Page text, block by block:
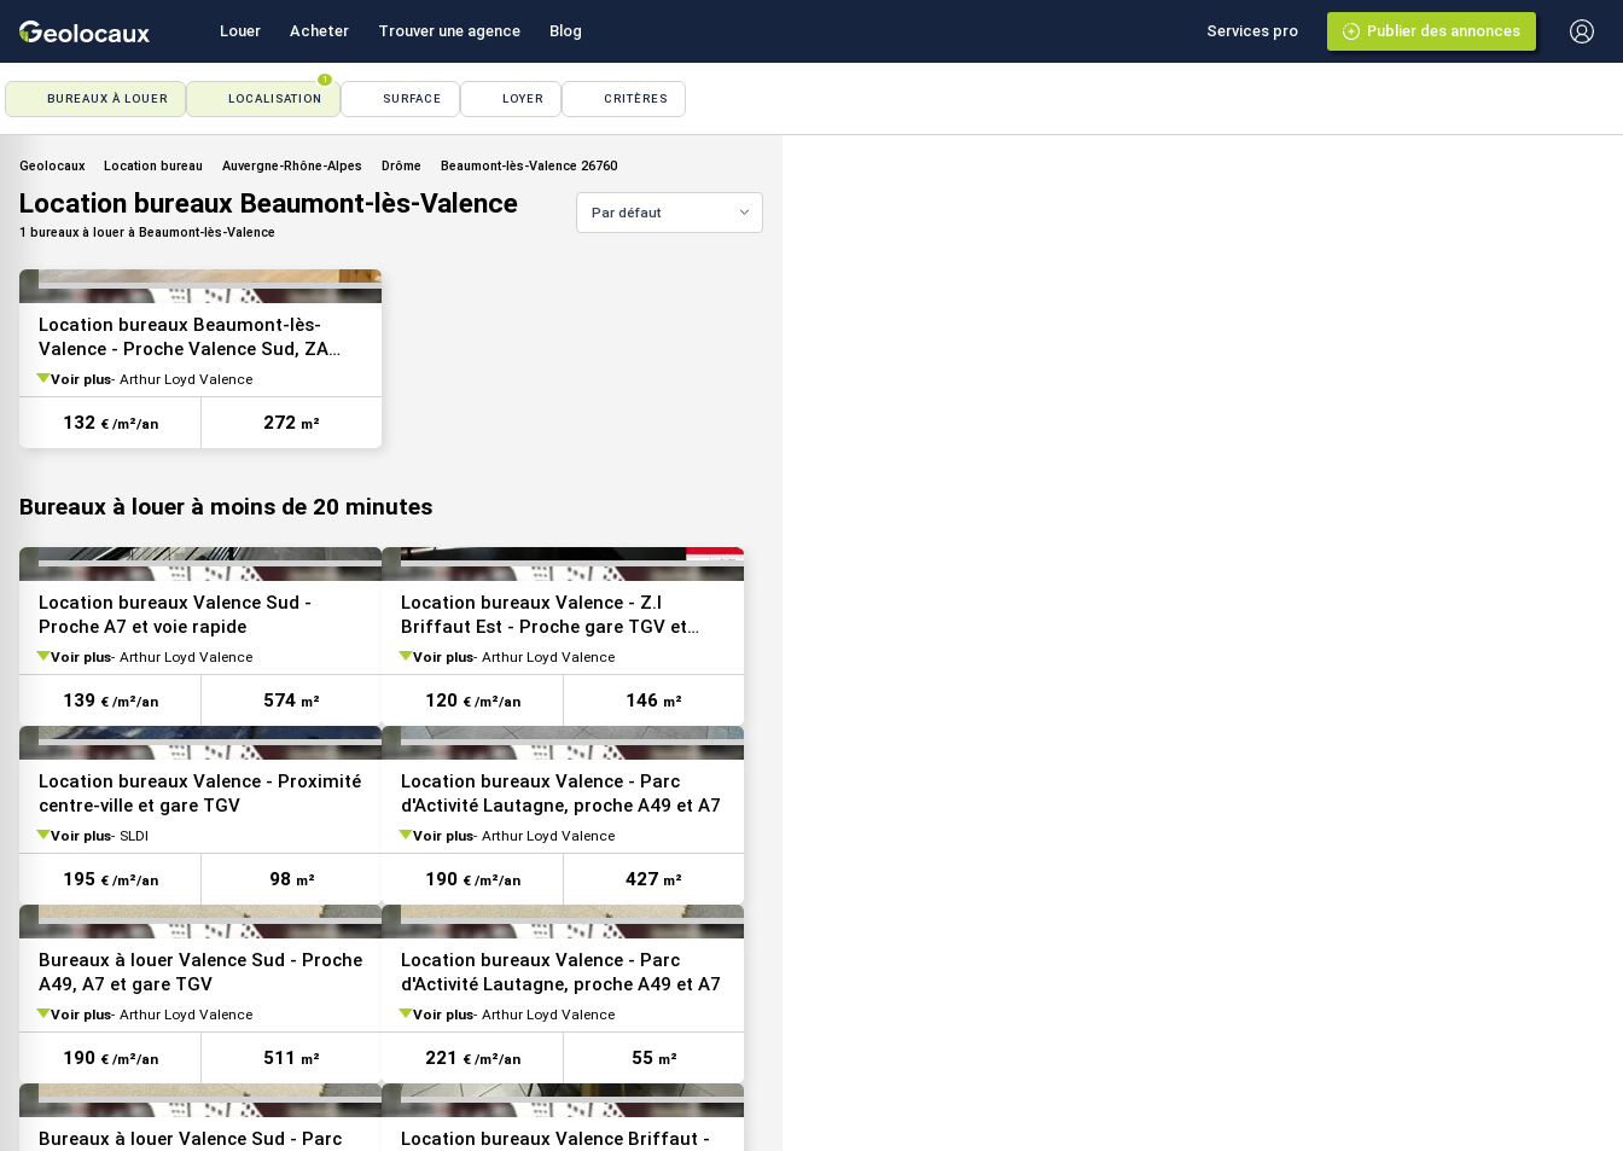
Louer Acheter Trouver une agence Blog Services pro Publier des annonces
BUREAUX À LOUER LOCALISATION
1
SURFACE LOYER CRITÈRES
Geolocaux Location bureau Auvergne-Rhône-Alpes Drôme Beaumont-lès-Valence 26760
Location bureaux Beaumont-lès-Valence
1 bureaux à louer à Beaumont-lès-Valence
Par défaut
VOIR TOUTES LES PHOTOS
Location bureaux Beaumont-lès-
Valence - Proche Valence Sud, ZA
Clairac
Voir plus Arthur Loyd Valence
132 € /m²/an 272 m²
Bureaux à louer à moins de 20 minutes
VOIR TOUTES LES PHOTOS
Location bureaux Valence Sud -
Proche A7 et voie rapide
Voir plus Arthur Loyd Valence
139 € /m²/an 574 m²
Location bureaux Valence - Z.I
Briffaut Est - Proche gare TGV et
autoroute
Voir plus Arthur Loyd Valence
120 € /m²/an 146 m²
VOIR TOUTES LES PHOTOS
Location bureaux Valence - Proximité
centre-ville et gare TGV
Voir plus SLDI
195 € /m²/an 98 m²
VOIR TOUTES LES PHOTOS
Location bureaux Valence - Parc
d'Activité Lautagne, proche A49 et A7
Voir plus Arthur Loyd Valence
190 € /m²/an 427 m²
VOIR TOUTES LES PHOTOS
Bureaux à louer Valence Sud - Proche
A49, A7 et gare TGV
Voir plus Arthur Loyd Valence
190 € /m²/an 511 m²
VOIR TOUTES LES PHOTOS
Location bureaux Valence - Parc
d'Activité Lautagne, proche A49 et A7
Voir plus Arthur Loyd Valence
221 € /m²/an 55 m²
VOIR TOUTES LES PHOTOS
Bureaux à louer Valence Sud - Parc
VOIR TOUTES LES PHOTOS
Location bureaux Valence Briffaut -
VOIR TOUTES LES PHOTOS VOIR TOUTES LES PHOTOS